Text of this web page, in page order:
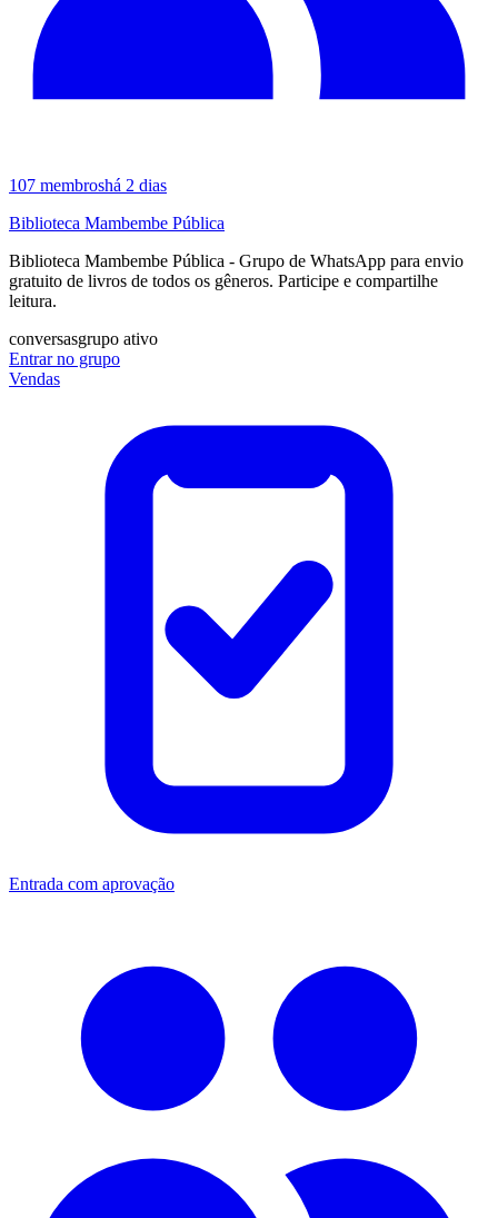
107 membroshá 2 dias
Biblioteca Mambembe Pública
Biblioteca Mambembe Pública - Grupo de WhatsApp para envio
gratuito de livros de todos os gêneros. Participe e compartilhe
leitura.
conversasgrupo ativo
Entrar no grupo
Vendas
Entrada com aprovação